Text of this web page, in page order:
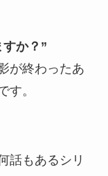
か？”
が終わったあ
す。
話もあるシリ